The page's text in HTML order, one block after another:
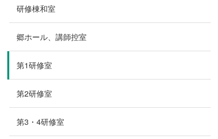
研修棟和室
郷ホール、講師控室
第1研修室
第2研修室
第3・4研修室